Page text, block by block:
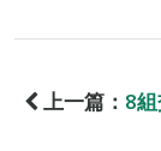
上一篇： 8